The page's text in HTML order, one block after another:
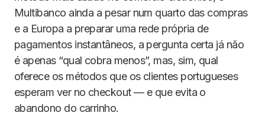
Multibanco ainda a pesar num quarto das compras
e a Europa a preparar uma rede própria de
pagamentos instantâneos, a pergunta certa já não
é apenas “qual cobra menos”, mas, sim, qual
oferece os métodos que os clientes portugueses
esperam ver no checkout — e que evita o
abandono do carrinho.